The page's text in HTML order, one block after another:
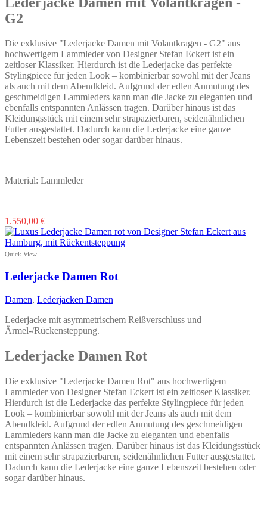
werden
G2
Die exklusive "Lederjacke Damen mit Volantkragen - G2" aus
hochwertigem Lammleder von Designer Stefan Eckert ist ein
zeitloser Klassiker. Hierdurch ist die Lederjacke das perfekte
Stylingpiece für jeden Look – kombinierbar sowohl mit der Jeans
als auch mit dem Abendkleid. Aufgrund der edlen Anmutung des
geschmeidigen Lammleders kann man die Jacke zu eleganten und
ebenfalls entspannten Anlässen tragen. Darüber hinaus ist das
Kleidungsstück mit einem sehr strapazierbaren, seidenähnlichen
Futter ausgestattet. Dadurch kann die Lederjacke eine ganze
Lebenszeit bestehen oder sogar darüber hinaus.
Material: Lammleder
1.550,00 €Dieses
Produkt
weist
auf.
Die
Optionen
können
auf
der
Produktseite
gewählt
werden
Quick View
Lederjacke Damen Rot
Damen, Lederjacken Damen
Lederjacke mit asymmetrischem Reißverschluss und
Ärmel-/Rückensteppung.
Lederjacke Damen Rot
Die exklusive "Lederjacke Damen Rot" aus hochwertigem
Lammleder von Designer Stefan Eckert ist ein zeitloser Klassiker.
Hierdurch ist die Lederjacke das perfekte Stylingpiece für jeden
Look – kombinierbar sowohl mit der Jeans als auch mit dem
Abendkleid. Aufgrund der edlen Anmutung des geschmeidigen
Lammleders kann man die Jacke zu eleganten und ebenfalls
entspannten Anlässen tragen. Darüber hinaus ist das Kleidungsstück
mit einem sehr strapazierbaren, seidenähnlichen Futter ausgestattet.
Dadurch kann die Lederjacke eine ganze Lebenszeit bestehen oder
sogar darüber hinaus.